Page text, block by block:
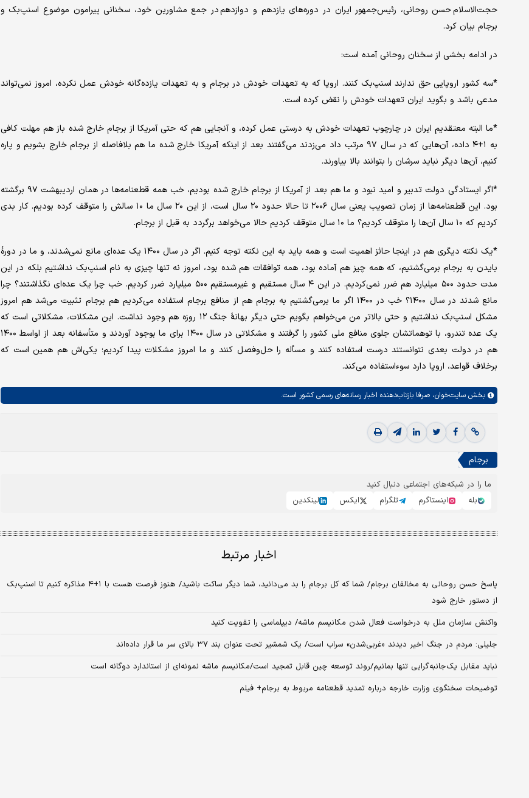
حجت‌الاسلام‌ حسن روحانی، رئیس‌جمهور ایران در دوره‌های یازدهم و دوازدهم در جمع مشاورین خود، سخنانی پیرامون موضوع اسنپ‌بک و
برجام بیان کرد.
در ادامه بخشی از سخنان روحانی آمده است:
*سه کشور اروپایی حق ندارند اسنپ‌بک کنند. اروپا که به تعهدات خودش در برجام و به تعهدات یازده‌گانه خودش عمل نکرده، امروز نمی‌تواند
مدعی باشد و بگوید ایران تعهدات خودش را نقض کرده است.
*ما البته معتقدیم ایران در چارچوب تعهدات خودش به درستی عمل کرده، و آنجایی هم که حتی آمریکا از برجام خارج شده باز هم مهلت کافی
به ۱+۴ داده، آن‌هایی که در سال ۹۷ مرتب داد می‌زدند می‌گفتند بعد از اینکه آمریکا خارج شده ما هم بلافاصله از برجام خارج بشویم و پاره
کنیم، آن‌ها دیگر نباید سرشان را بتوانند بالا بیاورند.
*اگر ایستادگی دولت تدبیر و امید نبود و ما هم بعد از آمریکا از برجام خارج شده بودیم، خب همه قطعنامه‌ها در همان اردیبهشت ۹۷ برگشته
بود. این قطعنامه‌ها از زمان تصویب یعنی سال ۲۰۰۶ تا حالا حدود ۲۰ سال است، از این ۲۰ سال ما ۱۰ سالش را متوقف کرده بودیم. کار بدی
کردیم که ۱۰ سال آن‌ها را متوقف کردیم؟ ما ۱۰ سال متوقف کردیم حالا می‌خواهد برگردد به قبل از برجام.
*یک نکته دیگری هم در اینجا حائز اهمیت است و همه باید به این نکته توجه کنیم. اگر در سال ۱۴۰۰ یک عده‌ای مانع نمی‌شدند، و ما در دورهٔ
بایدن به برجام برمی‌گشتیم، که همه چیز هم آماده بود، همه توافقات هم شده بود، امروز نه تنها چیزی به نام اسنپ‌بک نداشتیم بلکه در این
مدت حدود ۵۰۰ میلیارد هم ضرر نمی‌کردیم. در این ۴ سال مستقیم و غیرمستقیم ۵۰۰ میلیارد ضرر کردیم. خب چرا یک عده‌ای نگذاشتند؟ چرا
مانع شدند در سال ۱۴۰۰؟ خب در ۱۴۰۰ اگر ما برمی‌گشتیم به برجام هم از منافع برجام استفاده می‌کردیم هم برجام تثبیت می‌شد هم امروز
مشکل اسنپ‌بک نداشتیم و حتی بالاتر من می‌خواهم بگویم حتی دیگر بهانهٔ جنگ ۱۲ روزه هم وجود نداشت. این مشکلات، مشکلاتی است که
یک عده تندرو، با توهماتشان جلوی منافع ملی کشور را گرفتند و مشکلاتی در سال ۱۴۰۰ برای ما بوجود آوردند و متأسفانه بعد از اواسط ۱۴۰۰
هم در دولت بعدی نتوانستند درست استفاده کنند و مسأله را حل‌وفصل کنند و ما امروز مشکلات پیدا کردیم؛ یکی‌اش هم همین است که
برخلاف قواعد، اروپا دارد سوءاستفاده می‌کند.
بخش سایت‌خوان، صرفا بازتاب‌دهنده اخبار رسانه‌های رسمی کشور است.
برجام
ما را در شبکه‌های اجتماعی دنبال کنید
بله
اینستاگرم تلگرام ایکس لینکدین
اخبار مرتبط
پاسخ حسن روحانی به مخالفان برجام/ شما که کل برجام را بد می‌دانید، شما دیگر ساکت باشید/ هنوز فرصت هست با ۱+۴ مذاکره کنیم تا اسنپ‌بک
از دستور خارج شود
واکنش سازمان ملل به درخواست فعال شدن مکانیسم ماشه/ دیپلماسی را تقویت کنید
جلیلی: مردم در جنگ اخیر دیدند «غربی‌شدن» سراب است/ یک شمشیر تحت عنوان بند ۳۷ بالای سر ما قرار داده‌اند
نباید مقابل یک‌جانبه‌گرایی تنها بمانیم/روند توسعه چین قابل تمجید است/مکانیسم ماشه نمونه‌ای از استاندارد دوگانه است
توضیحات سخنگوی وزارت خارجه درباره تمدید قطعنامه مربوط به برجام+ فیلم